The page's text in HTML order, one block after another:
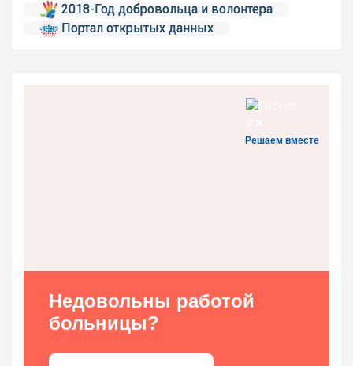
2018-Год добровольца и волонтера
Портал открытых данных
Решаем вместе
Недовольны работой
больницы?